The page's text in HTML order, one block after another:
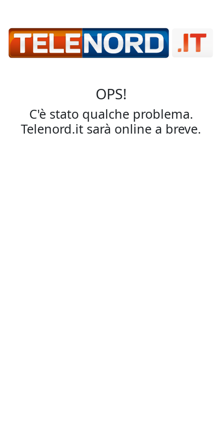
OPS!
C'è stato qualche problema.
Telenord.it sarà online a breve.